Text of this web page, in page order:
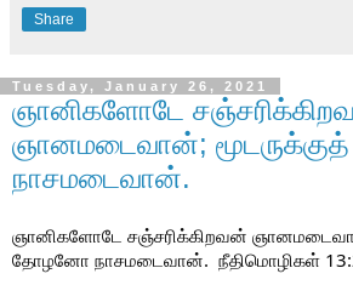
Share
Tuesday, January 26, 2021
ஞானிகளோடே
ஞானமடைவான்;
நாசமடைவான்.
ஞானிகளோடே சஞ்சரிக்கிறவன்
தோழனோ நாசமடைவான்.
நீதிமொழிகள்